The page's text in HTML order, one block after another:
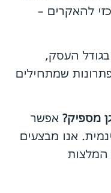
להאקרים –
העסק,
שמתחילים
מספיק? אפשר
אנו מבצעים
המלצות